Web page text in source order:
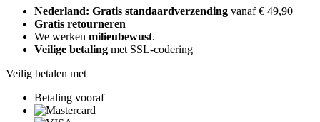
Nederland: Gratis standaardverzending vanaf € 49,90
Gratis retourneren
We werken milieubewust.
Veilige betaling met SSL-codering
Veilig betalen met
Betaling vooraf